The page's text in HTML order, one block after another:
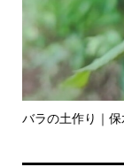
バラの土作り｜